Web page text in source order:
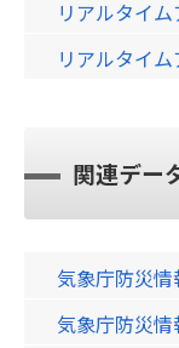
リアルタイ
リアルタイ
関連デー
気象庁防災情
気象庁防災情